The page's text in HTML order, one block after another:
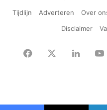
Tijdlijn
Adverteren Over
Disclaimer
Facebook